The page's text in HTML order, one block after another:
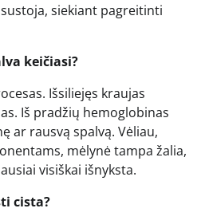
siekiant pagreitinti
keičiasi?
Išsiliejęs kraujas
Iš pradžių hemoglobinas
ar rausvą spalvą. Vėliau,
mėlynė tampa žalia,
visiškai išnyksta.
cista?